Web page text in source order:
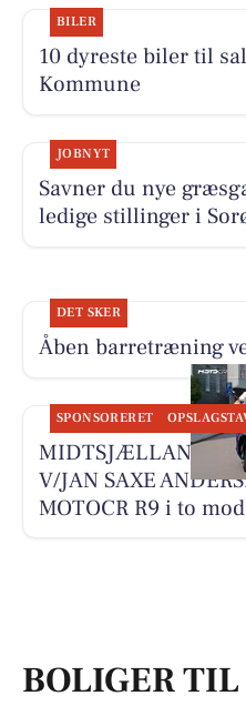
BILER
10 dyreste biler til
Kommune
JOBNYT
Savner du nye
ledige stillinger i
DET SKER
Åben barretræning
SPONSORERET
MIDTSJÆLLANDS
V/JAN SAXE
MOTOCR R9 i to
BOLIGER